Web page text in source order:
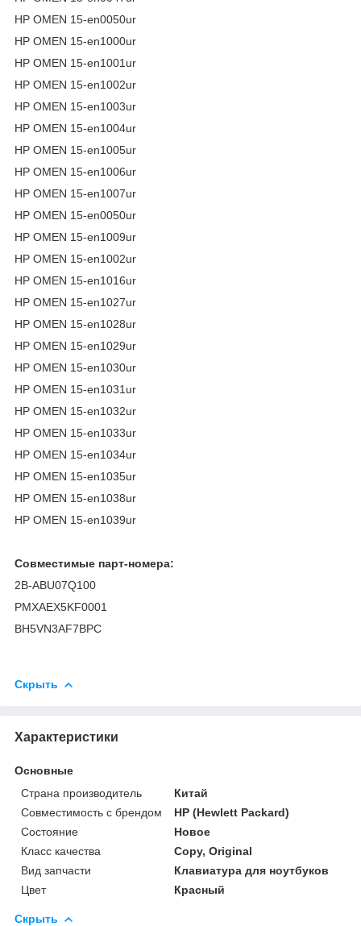
HP OMEN 15-en0050ur
HP OMEN 15-en1000ur
HP OMEN 15-en1001ur
HP OMEN 15-en1002ur
HP OMEN 15-en1003ur
HP OMEN 15-en1004ur
HP OMEN 15-en1005ur
HP OMEN 15-en1006ur
HP OMEN 15-en1007ur
HP OMEN 15-en0050ur
HP OMEN 15-en1009ur
HP OMEN 15-en1002ur
HP OMEN 15-en1016ur
HP OMEN 15-en1027ur
HP OMEN 15-en1028ur
HP OMEN 15-en1029ur
HP OMEN 15-en1030ur
HP OMEN 15-en1031ur
HP OMEN 15-en1032ur
HP OMEN 15-en1033ur
HP OMEN 15-en1034ur
HP OMEN 15-en1035ur
HP OMEN 15-en1038ur
HP OMEN 15-en1039ur
Совместимые парт-номера:
2B-ABU07Q100
PMXAEX5KF0001
BH5VN3AF7BPC
Скрыть
Характеристики
Основные
Страна производитель
Китай
Совместимость с брендом
HP (Hewlett Packard)
Состояние
Новое
Класс качества
Copy, Original
Вид запчасти
Клавиатура для ноутбуков
Цвет
Красный
Скрыть